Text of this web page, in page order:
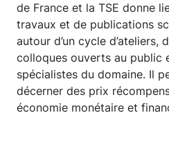
de France et la TSE donne
travaux et de publications
autour d’un cycle d’ateliers,
colloques ouverts au public
spécialistes du domaine. Il
décerner des prix
économie monétaire et